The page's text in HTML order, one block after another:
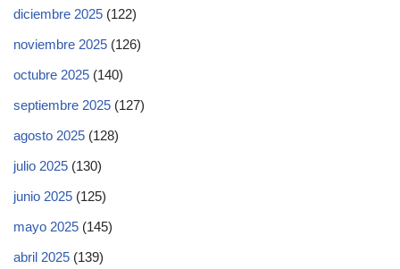
diciembre 2025 (122)
noviembre 2025 (126)
octubre 2025 (140)
septiembre 2025 (127)
agosto 2025 (128)
julio 2025 (130)
junio 2025 (125)
mayo 2025 (145)
abril 2025 (139)